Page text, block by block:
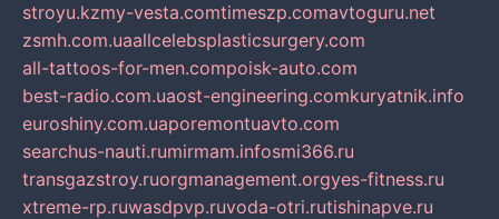
stroyu.kzmy-vesta.comtimeszp.comavtoguru.net
zsmh.com.uaallcelebsplasticsurgery.com
all-tattoos-for-men.compoisk-auto.com
best-radio.com.uaost-engineering.comkuryatnik.info
euroshiny.com.uaporemontuavto.com
searchus-nauti.rumirmam.infosmi366.ru
transgazstroy.ruorgmanagement.orgyes-fitness.ru
xtreme-rp.ruwasdpvp.ruvoda-otri.rutishinapve.ru